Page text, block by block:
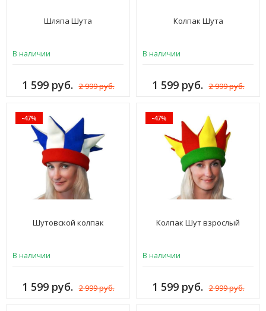
Шляпа Шута
В наличии
1 599 руб. 2 999 руб.
Колпак Шута
В наличии
1 599 руб. 2 999 руб.
-47%
Шутовской колпак
В наличии
1 599 руб. 2 999 руб.
-47%
Колпак Шут взрослый
В наличии
1 599 руб. 2 999 руб.